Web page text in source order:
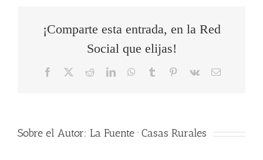
¡Comparte esta entrada, en la Red
Social que elijas!
Facebook RedditLinkedInWhatsApp
Tumblr Pinterest
Vk
Correo
Sobre el Autor: La Fuente · Casas Rurales